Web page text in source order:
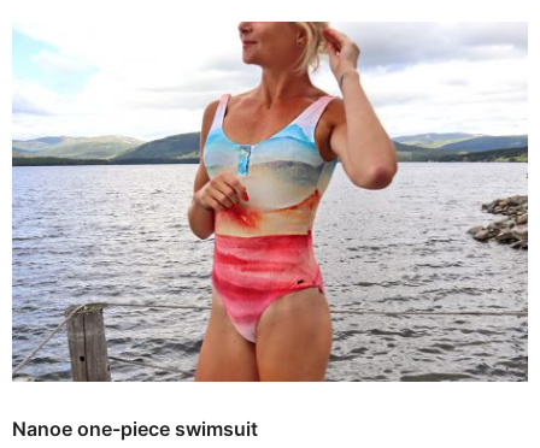
Nanoe one-piece swimsuit